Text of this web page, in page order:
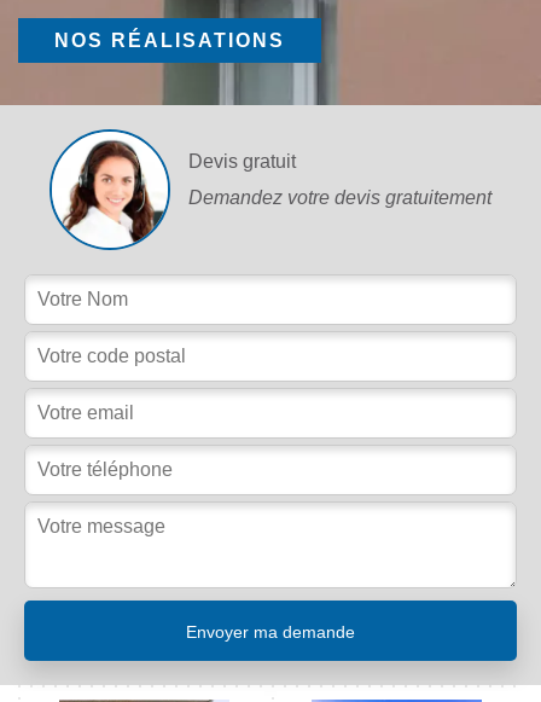
NOS RÉALISATIONS
Devis gratuit
Demandez votre devis gratuitement